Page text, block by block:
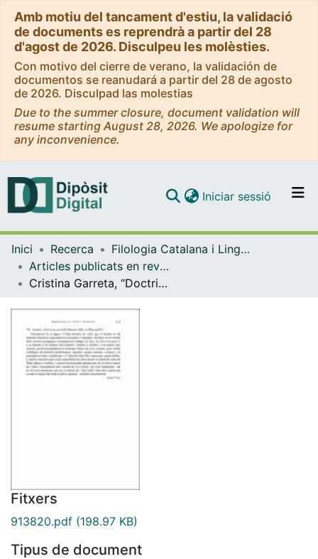
Amb motiu del tancament d'estiu, la validació
de documents es reprendrà a partir del 28
d'agost de 2026. Disculpeu les molèsties.
Con motivo del cierre de verano, la validación de
documentos se reanudará a partir del 28 de agosto
de 2026. Disculpad las molestias
Due to the summer closure, document validation will
resume starting August 28, 2026. We apologize for
any inconvenience.
Navega per tot el DD
Com publicar
Iniciar sessió (current)
Inici Recerca
Filologia Catalana i Lingüística General
Articles publicats en revistes (Filologia Catalana i Lingüística General)
Cristina Garreta, “Doctrina pueril de Ramon Llull, un llibre petit?”
Fitxers
913820.pdf (198.97 KB)
Tipus de document